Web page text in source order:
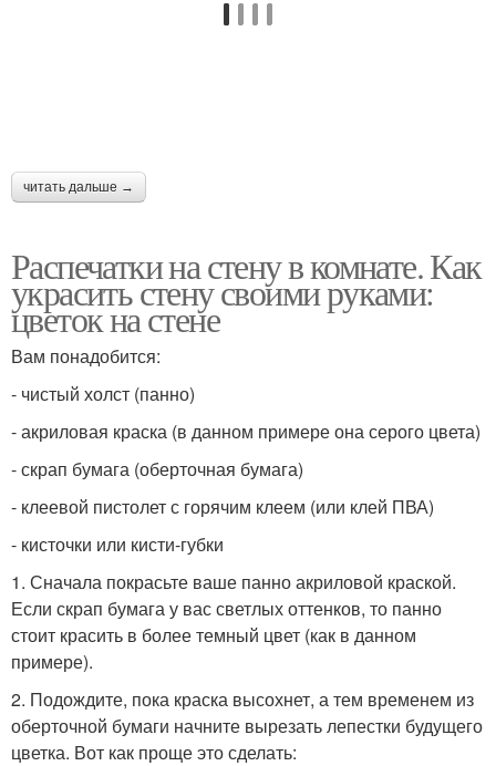
читать дальше →
Распечатки на стену в комнате. Как
украсить стену своими руками:
цветок на стене
Вам понадобится:
- чистый холст (панно)
- акриловая краска (в данном примере она серого цвета)
- скрап бумага (оберточная бумага)
- клеевой пистолет с горячим клеем (или клей ПВА)
- кисточки или кисти-губки
1. Сначала покрасьте ваше панно акриловой краской.
Если скрап бумага у вас светлых оттенков, то панно
стоит красить в более темный цвет (как в данном
примере).
2. Подождите, пока краска высохнет, а тем временем из
оберточной бумаги начните вырезать лепестки будущего
цветка. Вот как проще это сделать: